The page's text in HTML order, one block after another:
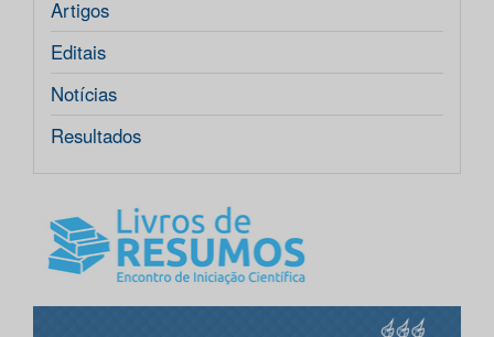
Artigos
Editais
Notícias
Resultados